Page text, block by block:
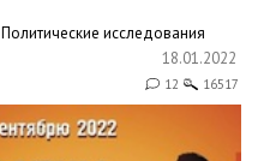
Политические исследования
18.01.2022
12 16517